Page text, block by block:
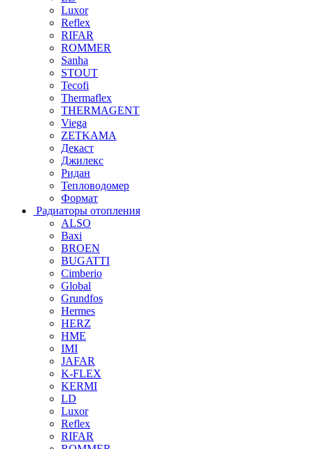
Luxor
Reflex
RIFAR
ROMMER
Sanha
STOUT
Tecofi
Thermaflex
THERMAGENT
Viega
ZETKAMA
Декаст
Джилекс
Ридан
Тепловодомер
Формат
Радиаторы отопления
ALSO
Baxi
BROEN
BUGATTI
Cimberio
Global
Grundfos
Hermes
HERZ
HME
IMI
JAFAR
K-FLEX
KERMI
LD
Luxor
Reflex
RIFAR